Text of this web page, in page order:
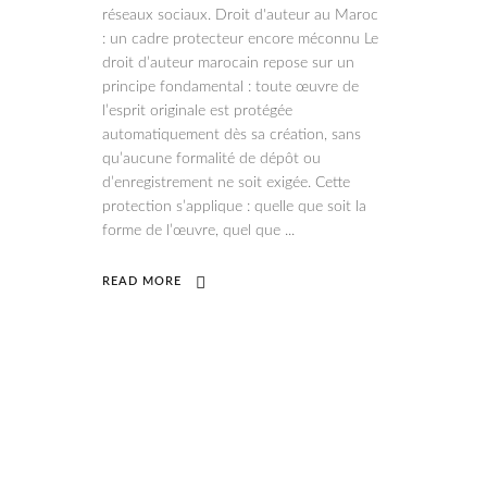
réseaux sociaux. Droit d'auteur au Maroc
: un cadre protecteur encore méconnu Le
droit d’auteur marocain repose sur un
principe fondamental : toute œuvre de
l’esprit originale est protégée
automatiquement dès sa création, sans
qu’aucune formalité de dépôt ou
d’enregistrement ne soit exigée. Cette
protection s’applique : quelle que soit la
forme de l’œuvre, quel que
READ MORE